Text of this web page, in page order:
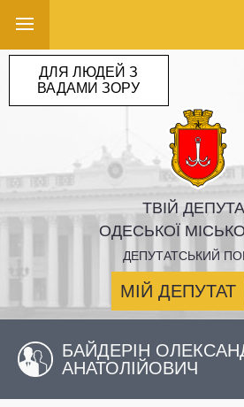
ТВІЙ
ОДЕСЬКОЇ
ДЕПУТАТСЬКИЙ
МІЙ ДЕПУТАТ
ДЛЯ ЛЮДЕЙ З
ВАДАМИ ЗОРУ
БАЙДЕРІН
АНАТОЛІЙОВИЧ